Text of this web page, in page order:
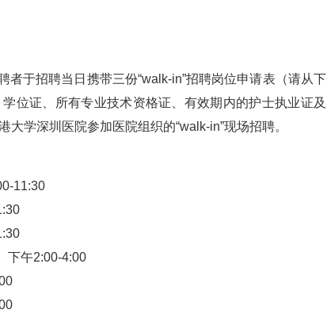
于招聘当日携带三份“walk-in”招聘岗位申请表（请从下
位证、所有专业技术资格证、有效期内的护士执业证及
学深圳医院参加医院组织的“walk-in”现场招聘。
11:30
下午2:00-4:00